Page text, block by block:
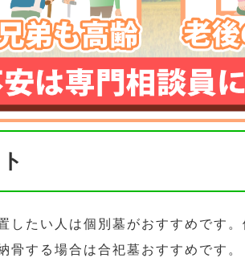
したい人は個別墓がおすすめです
骨する場合は合祀墓おすすめです。